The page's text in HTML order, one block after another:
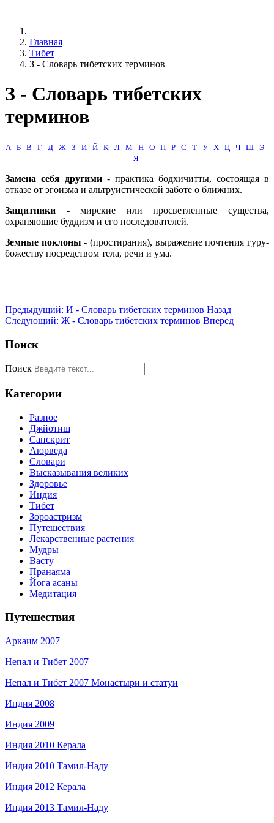
Главная
Тибет
З - Словарь тибетских терминов
З - Словарь тибетских
терминов
А Б В Г Д Ж З И Й К Л М Н О П Р С Т У Х Ц Ч Ш Э
Я
Замена себя другими - практика бодхичитты, состоящая в
отказе от эгоизма и альтруистической заботе о ближних.
Защитники - мирские или просветленные существа,
охраняющие буддизм и его последователей.
Земные поклоны - (простирания), выражение почтения гуру-
божеству посредством тела, речи и ума.
Предыдущий: И - Словарь тибетских терминов Назад
Следующий: Ж - Словарь тибетских терминов Вперед
Поиск
Поиск
Категории
Разное
Джйотиш
Санскрит
Аюрведа
Словари
Высказывания великих
Здоровье
Индия
Тибет
Зороастризм
Путешествия
Лекарственные растения
Мудры
Васту
Пранаяма
Йога асаны
Медитация
Путешествия
Аркаим 2007
Непал и Тибет 2007
Непал и Тибет 2007 Монастыри и статуи
Индия 2008
Индия 2009
Индия 2010 Керала
Индия 2010 Тамил-Наду
Индия 2012 Керала
Индия 2013 Тамил-Наду